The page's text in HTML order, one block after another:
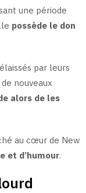
une période
possède le don
par leurs
nouveaux
alors de les
au cœur de New
et d’humour.